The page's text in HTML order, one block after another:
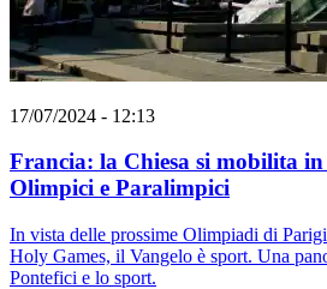
17/07/2024 - 12:13
Francia: la Chiesa si mobilita
Olimpici e Paralimpici
In vista delle prossime Olimpiadi di
Holy Games, il Vangelo è sport. Una
Pontefici e lo sport.